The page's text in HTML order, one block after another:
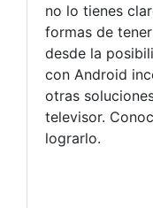
no lo tienes
formas de
desde la
con Android
otras
televisor.
lograrlo.